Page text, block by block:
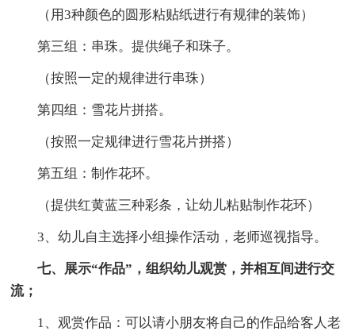
（用3种颜色的圆形粘贴纸进行有规律的装饰）
第三组：串珠。提供绳子和珠子。
（按照一定的规律进行串珠）
第四组：雪花片拼搭。
（按照一定规律进行雪花片拼搭）
第五组：制作花环。
（提供红黄蓝三种彩条，让幼儿粘贴制作花环）
3、幼儿自主选择小组操作活动，老师巡视指导。
七、展示“作品”，组织幼儿观赏，并相互间进行交
流；
1、观赏作品：可以请小朋友将自己的作品给客人老